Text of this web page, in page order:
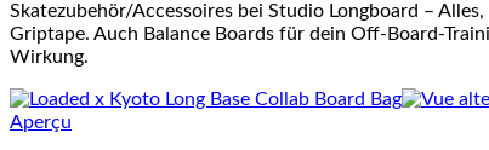
Skatezubehör/Accessoires bei Studio Longboard –
Griptape. Auch Balance Boards für dein Off-Board-
Wirkung.
Aperçu